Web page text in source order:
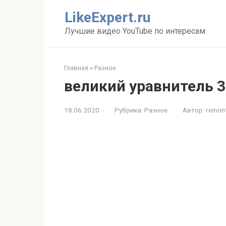
LikeExpert.ru
Лучшие видео YouTube по интересам
Главная » Разное
великий уравнитель 3
18.06.2020 Рубрика: Разное Автор: